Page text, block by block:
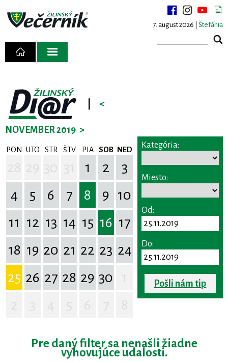
7. august 2026 | Štefánia
<
NOVEMBER 2019 >
PON UTO STR ŠTV PIA SOB NED
1 2
3
4
5 6 7 8 9 10
11 12 13 14 15 16 17
18 19 20 21 22 23 24
25 26 27 28 29 30
Kategória:
Miesto:
Od:
Do:
Pošli nám tip
Pre daný filter sa nenašli žiadne
vyhovujúce udalosti.